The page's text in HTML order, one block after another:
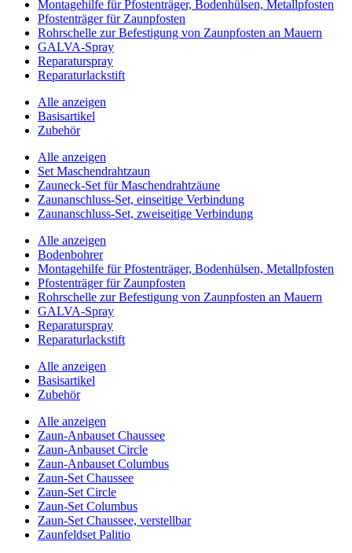
Montagehilfe für Pfostenträger, Bodenhülsen, Metallpfosten
Pfostenträger für Zaunpfosten
Rohrschelle zur Befestigung von Zaunpfosten an Mauern
GALVA-Spray
Reparaturspray
Reparaturlackstift
Alle anzeigen
Basisartikel
Zubehör
Alle anzeigen
Set Maschendrahtzaun
Zauneck-Set für Maschendrahtzäune
Zaunanschluss-Set, einseitige Verbindung
Zaunanschluss-Set, zweiseitige Verbindung
Alle anzeigen
Bodenbohrer
Montagehilfe für Pfostenträger, Bodenhülsen, Metallpfosten
Pfostenträger für Zaunpfosten
Rohrschelle zur Befestigung von Zaunpfosten an Mauern
GALVA-Spray
Reparaturspray
Reparaturlackstift
Alle anzeigen
Basisartikel
Zubehör
Alle anzeigen
Zaun-Anbauset Chaussee
Zaun-Anbauset Circle
Zaun-Anbauset Columbus
Zaun-Set Chaussee
Zaun-Set Circle
Zaun-Set Columbus
Zaun-Set Chaussee, verstellbar
Zaunfeldset Palitio